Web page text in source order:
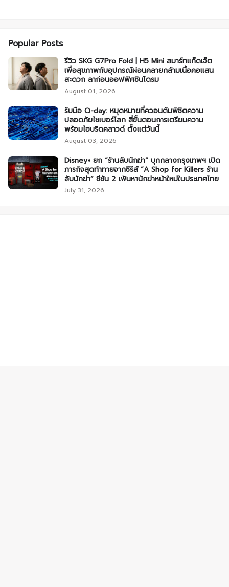
Popular Posts
รีวิว SKG G7Pro Fold | H5 Mini สมาร์ทแก็ดเจ็ต
เพื่อสุขภาพกับอุปกรณ์ผ่อนคลายกล้ามเนื้อคอแสน
สะดวก ลาก่อนออฟฟิศซินโดรม
August 01, 2026
รับมือ Q-day: หมุดหมายที่ควอนตัมพิชิตความ
ปลอดภัยไซเบอร์โลก สี่ขั้นตอนการเตรียมความ
พร้อมไฮบริดคลาวด์ ตั้งแต่วันนี้
August 03, 2026
Disney+ ยก “ร้านลับนักฆ่า” บุกกลางกรุงเทพฯ เปิด
ภารกิจสุดท้าทายจากซีรีส์ “A Shop for Killers ร้าน
ลับนักฆ่า” ซีซัน 2 เฟ้นหานักฆ่าหน้าใหม่ในประเทศไทย
July 31, 2026